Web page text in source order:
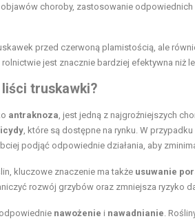
choroby, zastosowanie
przed czerwoną plamistością, ale
jest znacznie bardziej efektywna niż
truskawki?
antraknoza , jest jedną z najgroźniejszych
, które są dostępne na rynku. W
podjąć odpowiednie działania, aby
kluczowe znaczenie ma także usuwanie
rozwój grzybów oraz zmniejsza ryzyko
nawożenie i nawadnianie .